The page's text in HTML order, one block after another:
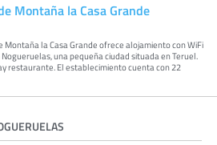
Montaña la Casa Grande
Montaña la Casa Grande ofrece alojamiento con WiFi
una pequeña ciudad situada en Teruel.
restaurante. El establecimiento cuenta con 22